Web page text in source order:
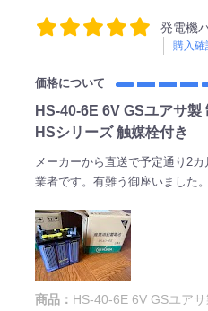
発電機
購入確
価格について
HS-40-6E 6V GSユアサ
HSシリーズ 触媒栓付き
メーカーから直送で予定通り2
業者です。有難う御座いました。
商品： HS-40-6E 6V GSユア